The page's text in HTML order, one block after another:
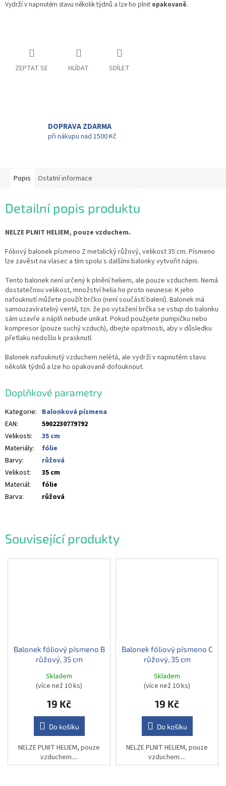
Vydrží v napnutém stavu několik týdnů a lze ho plnit opakovaně.
ZEPTAT SE HLÍDAT SDÍLET
DOPRAVA ZDARMA
při nákupu nad 1500 Kč
Související produkty
Balonek fóliový písmeno B
růžový, 35 cm
Skladem
(více než 10 ks)
19 Kč
Do košíku
NELZE PLNIT HELIEM, pouze
vzduchem....
Balonek fóliový písmeno C
růžový, 35 cm
Skladem
(více než 10 ks)
19 Kč
Do košíku
NELZE PLNIT HELIEM, pouze
vzduchem....
Popis Ostatní informace
Detailní popis produktu
NELZE PLNIT HELIEM, pouze vzduchem.
Fóliový balonek písmeno Z metalický růžový, velikost 35 cm. Písmeno
lze zavěsit na vlasec a tím spolu s dalšími balonky vytvořit nápis.
Tento balonek není určený k plnění heliem, ale pouze vzduchem. Nemá
dostatečnou velikost, množství helia ho proto neunese. K jeho
nafouknutí můžete použít brčko (není součástí balení). Balonek má
samouzavíratelný ventil, tzn. že po vytažení brčka se vstup do balonku
sám uzavře a náplň nebude unikat. Pokud použijete pumpičku nebo
kompresor (pouze suchý vzduch), dbejte opatrnosti, aby v důsledku
přetlaku nedošlo k prasknutí.
Balonek nafouknutý vzduchem nelétá, ale vydrží v napnutém stavu
několik týdnů a lze ho opakovaně dofouknout.
Doplňkové parametry
Kategorie: Balonková písmena
EAN:
5902230779792
Velikosti:
35 cm
Materiály:
fólie
Barvy:
růžová
Velikost:
35 cm
Materiál:
fólie
Barva: růžová